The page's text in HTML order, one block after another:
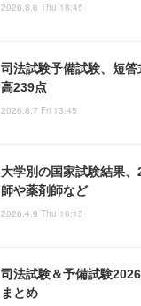
2026.8.6 Thu 18:45
司法試験予備試験、短
高239点
2026.8.7 Fri 13:45
大学別の国家試験結果
師や薬剤師など
2026.4.9 Thu 16:15
司法試験＆予備試験
まとめ